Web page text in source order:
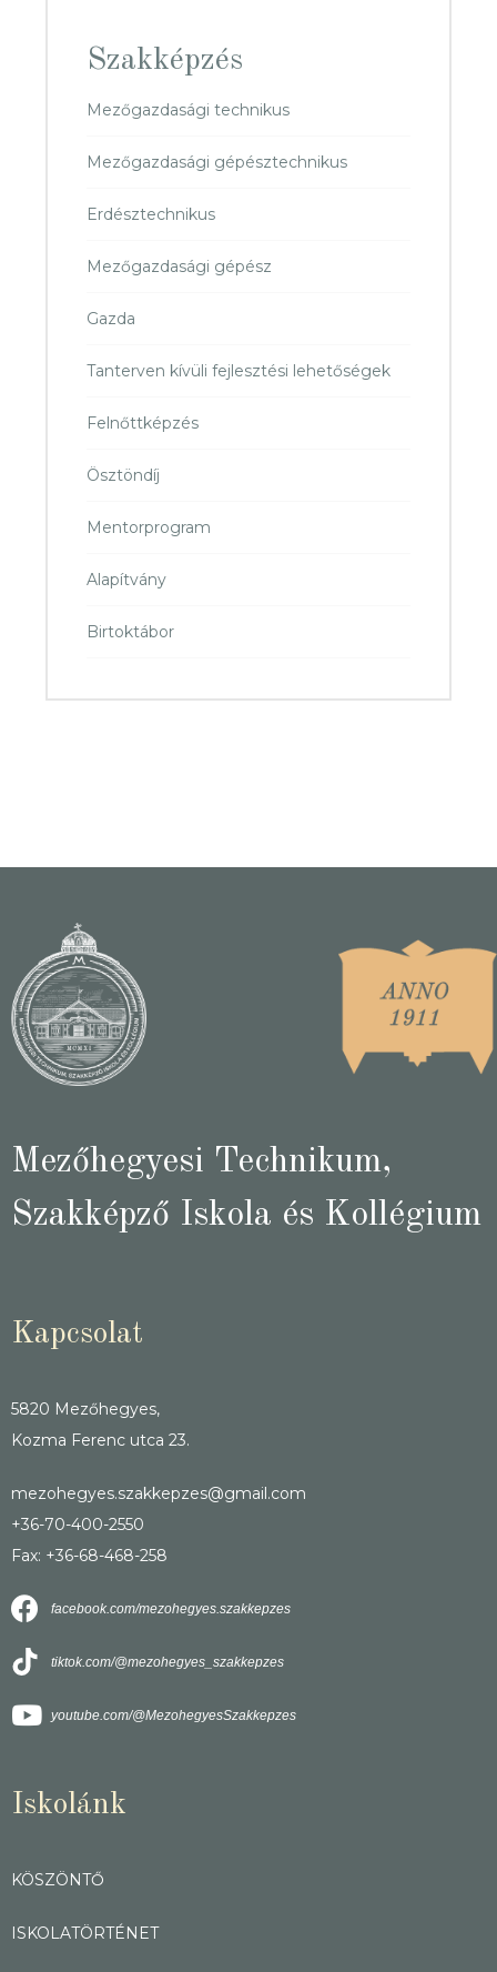
Szakképzés
Mezőgazdasági technikus
Mezőgazdasági gépésztechnikus
Erdésztechnikus
Mezőgazdasági gépész
Gazda
Tanterven kívüli fejlesztési lehetőségek
Felnőttképzés
Ösztöndíj
Mentorprogram
Alapítvány
Birtoktábor
Mezőhegyesi Technikum,
Szakképző Iskola és Kollégium
Kapcsolat
5820 Mezőhegyes,
Kozma Ferenc utca 23.
mezohegyes.szakkepzes@gmail.com
+36-70-400-2550
Fax: +36-68-468-258
facebook.com/mezohegyes.szakkepzes
tiktok.com/@mezohegyes_szakkepzes
youtube.com/@MezohegyesSzakkepzes
Iskolánk
KÖSZÖNTŐ
ISKOLATÖRTÉNET